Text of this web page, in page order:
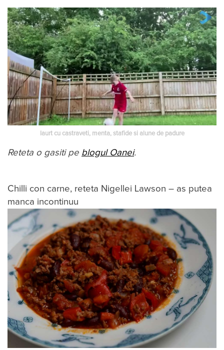
Iaurt cu castraveti, menta, stafide si alune de padure
Reteta o gasiti pe blogul Oanei.
Chilli con carne, reteta Nigellei Lawson – as putea
manca incontinuu